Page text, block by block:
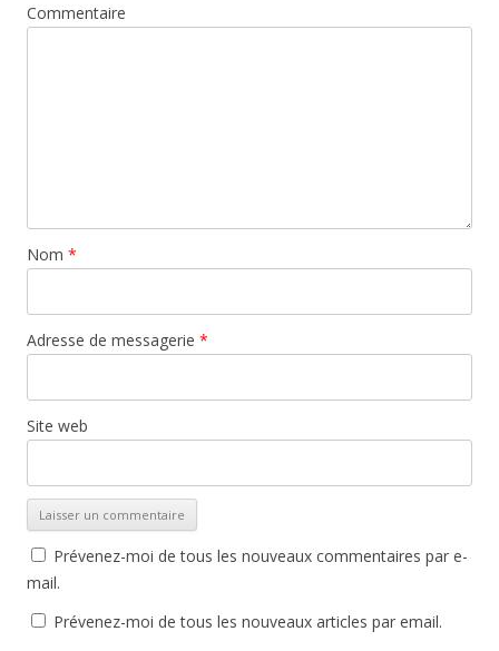
Commentaire
Nom *
Adresse de messagerie *
Site web
Prévenez-moi de tous les nouveaux commentaires par e-
mail.
Prévenez-moi de tous les nouveaux articles par email.